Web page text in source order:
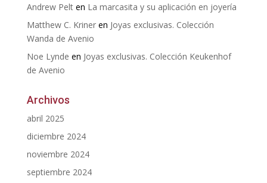
Andrew Pelten La marcasita y su aplicación en joyería
Matthew C. Krineren Joyas exclusivas. Colección
Wanda de Avenio
Noe Lynde en Joyas exclusivas. Colección Keukenhof
de Avenio
Archivos
abril 2025
diciembre 2024
noviembre 2024
septiembre 2024